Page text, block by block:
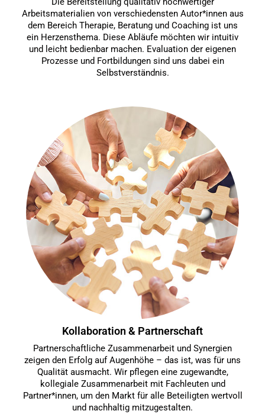
Arbeitsmaterialien von verschiedensten Autor*innen aus
dem Bereich Therapie, Beratung und Coaching ist uns
ein Herzensthema. Diese Abläufe möchten wir intuitiv
und leicht bedienbar machen. Evaluation der eigenen
Prozesse und Fortbildungen sind uns dabei ein
Selbstverständnis.
Kollaboration & Partnerschaft
Partnerschaftliche Zusammenarbeit und Synergien
zeigen den Erfolg auf Augenhöhe – das ist, was für uns
Qualität ausmacht. Wir pflegen eine zugewandte,
kollegiale Zusammenarbeit mit Fachleuten und
Partner*innen, um den Markt für alle Beteiligten wertvoll
und nachhaltig mitzugestalten.